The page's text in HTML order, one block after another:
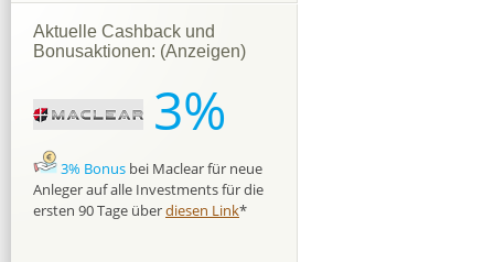
Aktuelle Cashback und
Bonusaktionen: (Anzeigen)
3%
3% Bonus bei Maclear für neue
Anleger auf alle Investments für die
ersten 90 Tage überdiesen Link*